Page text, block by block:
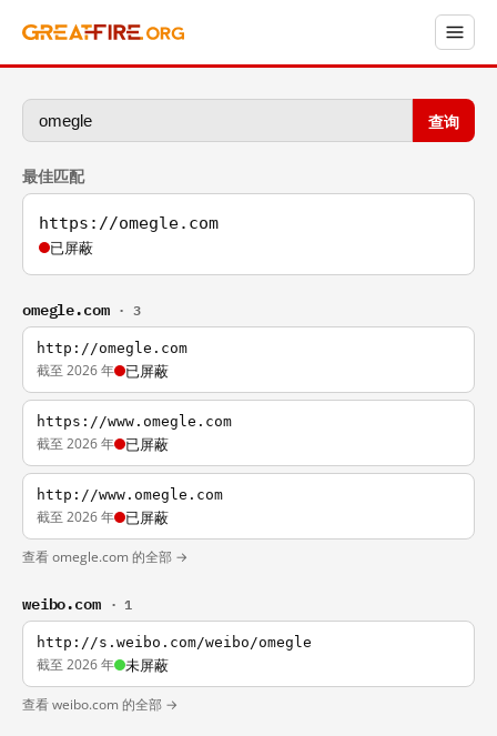
查询
最佳匹配
https://omegle.com
已屏蔽
omegle.com · 3
http://omegle.com
截至 2026 年 已屏蔽
https://www.omegle.com
截至 2026 年 已屏蔽
http://www.omegle.com
截至 2026 年 已屏蔽
查看 omegle.com 的全部 →
weibo.com · 1
http://s.weibo.com/weibo/omegle
截至 2026 年 未屏蔽
查看 weibo.com 的全部 →